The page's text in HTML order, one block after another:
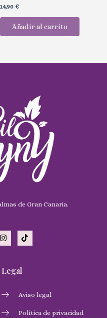
Valorado
con
0
14,90 €
Añadir al carrito
de Gran Canaria.
Legal
Aviso legal
Política de privacidad